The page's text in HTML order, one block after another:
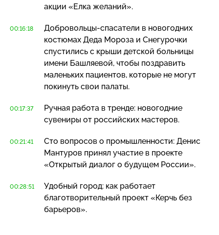
акции «Елка желаний».
00:16:18 Добровольцы-спасатели в новогодних
костюмах Деда Мороза и Снегурочки
спустились с крыши детской больницы
имени Башляевой, чтобы поздравить
маленьких пациентов, которые не могут
покинуть свои палаты.
00:17:37
Ручная работа в тренде: новогодние
сувениры от российских мастеров.
00:21:41
Сто вопросов о промышленности: Денис
Мантуров принял участие в проекте
«Открытый диалог о будущем России».
00:28:51
Удобный город: как работает
благотворительный проект «Керчь без
барьеров».